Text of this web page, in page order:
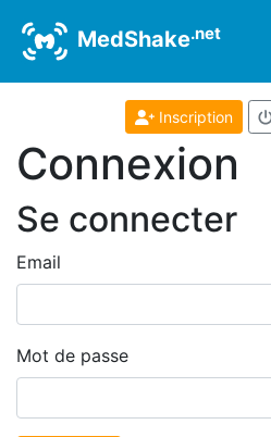
MedShake.net
Inscription
Connexion
Se connecter
Email
Mot de passe